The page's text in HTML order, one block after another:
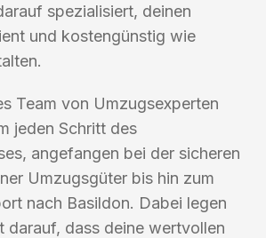
spezialisiert, deinen
und kostengünstig wie
Team von Umzugsexperten
jeden Schritt des
angefangen bei der sicheren
Umzugsgüter bis hin zum
nach Basildon. Dabei legen
darauf, dass deine wertvollen